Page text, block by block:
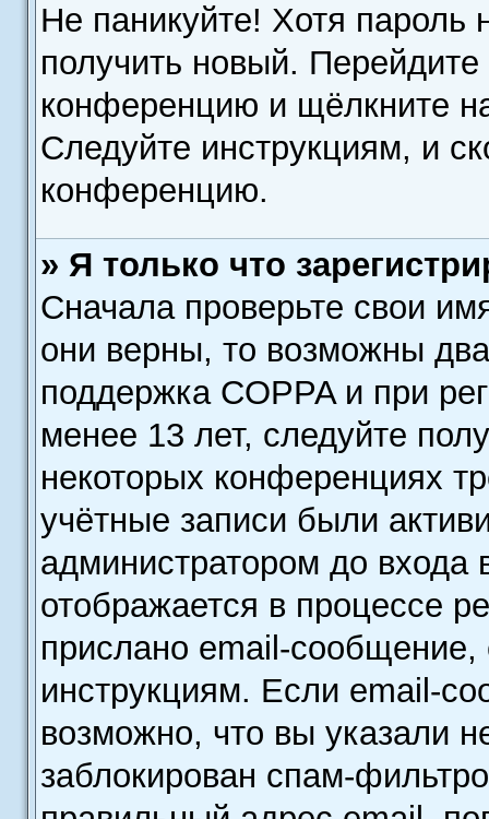
Не паникуйте! Хотя пароль
получить новый.
конференцию и щёлкните
Следуйте инструкциям, и
конференцию.
» Я только что
Сначала проверьте свои
они верны, то возможны
поддержка COPPA и при
менее 13 лет, следуйте
некоторых конференциях
учётные записи были
администратором до
отображается в процессе
прислано email-
инструкциям. Если email-
возможно, что вы указали
заблокирован спам-